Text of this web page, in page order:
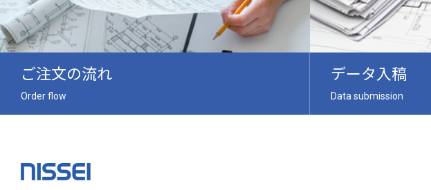
ご注文の流れ
Order flow
データ入稿
Data submission